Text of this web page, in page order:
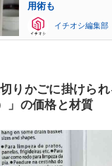
用術も
イチオシ編集部
りかごに掛けら
」の価格と材質